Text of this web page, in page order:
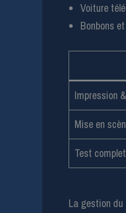
Voiture
Bonbons
Impression
Mise en
Test complet
La gestion